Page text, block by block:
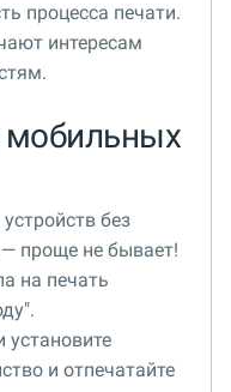
процесса печати.
интересам
мобильных
без
проще не бывает!
на печать
и отпечатайте